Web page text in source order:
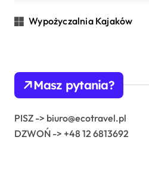
Wypożyczalnia Kajaków
Masz pytania?
PISZ -> biuro@ecotravel.pl
DZWOŃ -> +48 12 6813692